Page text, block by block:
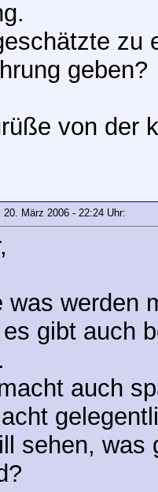
zu
geben?
von der
20. März 2006 - 22:24 Uhr:
was werden
es gibt auch
auch
sehen, was